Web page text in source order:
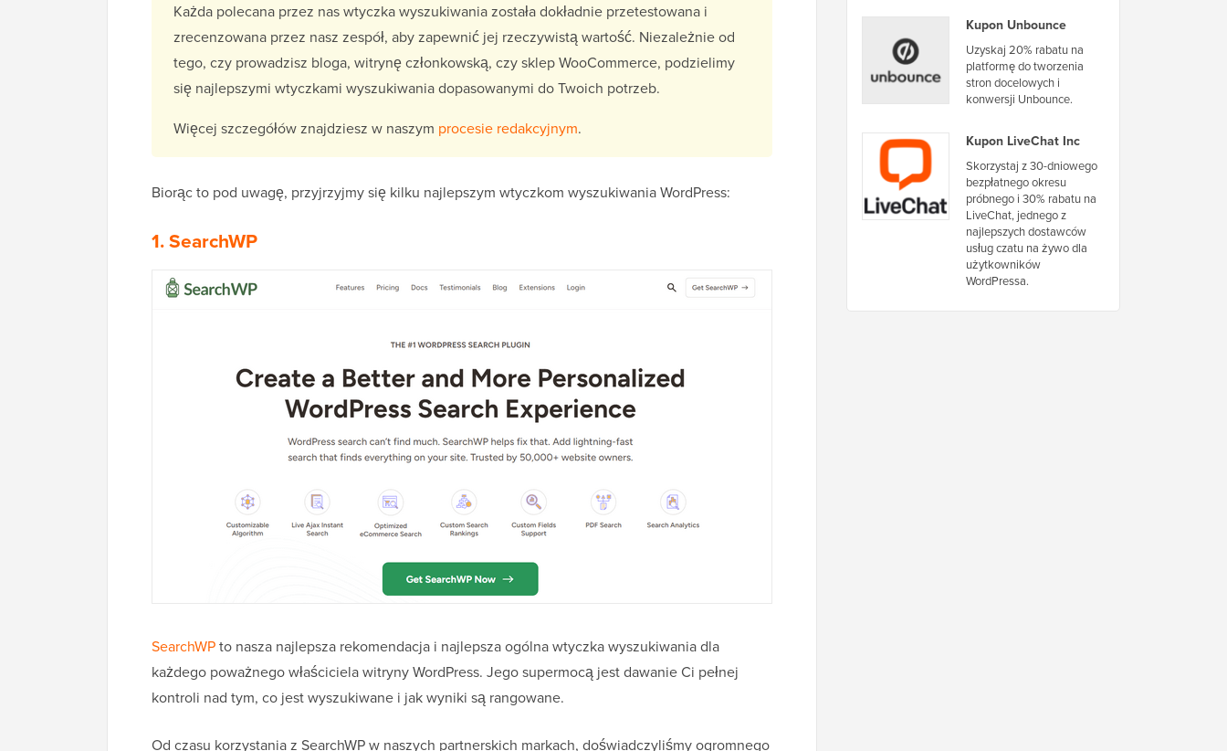
Każda polecana przez nas wtyczka wyszukiwania została dokładnie przetestowana i
zrecenzowana przez nasz zespół, aby zapewnić jej rzeczywistą wartość. Niezależnie od
tego, czy prowadzisz bloga, witrynę członkowską, czy sklep WooCommerce, podzielimy
się najlepszymi wtyczkami wyszukiwania dopasowanymi do Twoich potrzeb.
Więcej szczegółów znajdziesz w naszym procesie redakcyjnym.
Biorąc to pod uwagę, przyjrzyjmy się kilku najlepszym wtyczkom wyszukiwania WordPress:
1. SearchWP
SearchWPto nasza najlepsza rekomendacja i najlepsza ogólna wtyczka wyszukiwania dla
każdego poważnego właściciela witryny WordPress. Jego supermocą jest dawanie Ci pełnej
kontroli nad tym, co jest wyszukiwane i jak wyniki są rangowane.
Od czasu korzystania z SearchWP w naszych partnerskich markach, doświadczyliśmy ogromnego
Kupon Unbounce
Uzyskaj 20% rabatu na
platformę do tworzenia
stron docelowych i
konwersji Unbounce.
Kupon LiveChat Inc
Skorzystaj z 30-dniowego
bezpłatnego okresu
próbnego i 30% rabatu na
LiveChat, jednego z
najlepszych dostawców
usług czatu na żywo dla
użytkowników
WordPressa.